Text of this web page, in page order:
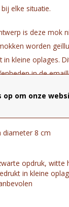
elke situatie.
is deze mok
worden
kleine oplages.
in de
en dragen bij
diameter 8 cm
opdruk, witte
in kleine
op om onze